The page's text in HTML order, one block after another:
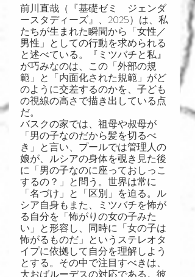
前川直哉（『基礎ゼミ　ジェンダ
ースタディーズ』、2025）は、私
たちが生まれた瞬間から「女性／
男性」としての行動を求められる
と述べている。『ミツバチと私』
が巧みなのは、この「外部の規
範」と「内面化された規範」がど
のように交差するのかを、子ども
の視線の高さで描き出している点
だ。
バスクの家では、祖母や叔母が
「男の子なのだから髪を切るべ
き」と言い、プールでは管理人の
娘が、ルシアの身体を覗き見た後
に「男の子なのに座っておしっこ
するの？」と問う。世界は常に
「名づけ」と「区別」を迫る。ル
シア自身もまた、ミツバチを怖が
る自分を「怖がりの女の子みた
い」と形容し、同時に「女の子は
怖がるものだ」というステレオタ
イプに依拠して自分を理解しよう
とする。その中で注目すべきは、